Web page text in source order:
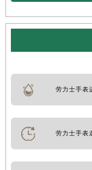
劳力士手表
劳力士手表